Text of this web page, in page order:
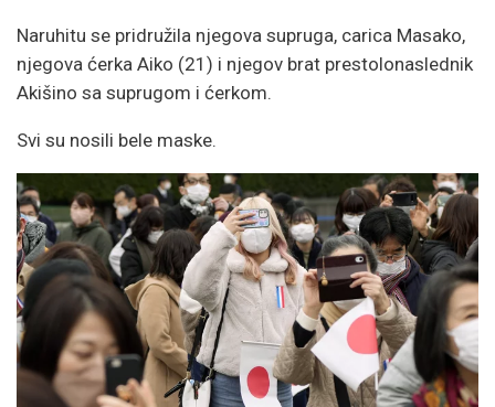
Naruhitu se pridružila njegova supruga, carica Masako,
njegova ćerka Aiko (21) i njegov brat prestolonaslednik
Akišino sa suprugom i ćerkom.
Svi su nosili bele maske.